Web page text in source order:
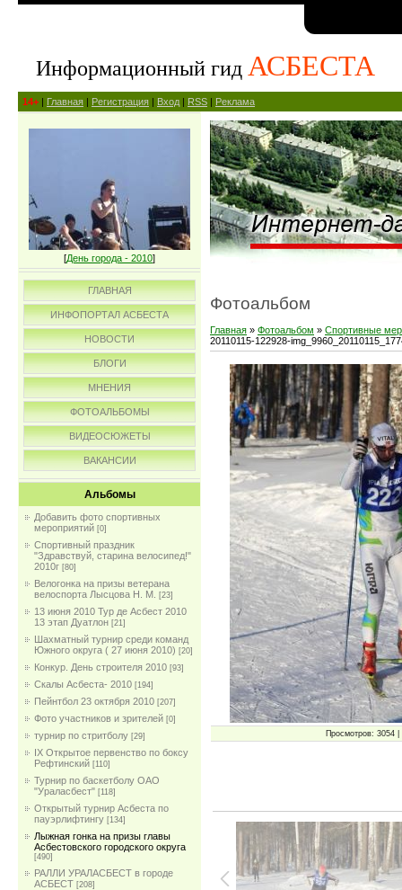
Информационный гид АСБЕСТА
14+ | Главная | Регистрация | Вход | RSS | Реклама
[День города - 2010]
ГЛАВНАЯ
ИНФОПОРТАЛ АСБЕСТА
НОВОСТИ
БЛОГИ
МНЕНИЯ
ФОТОАЛЬБОМЫ
ВИДЕОСЮЖЕТЫ
ВАКАНСИИ
Альбомы
Добавить фото спортивных
мероприятий [0]
Спортивный праздник
"Здравствуй, старина велосипед!"
2010г [80]
Велогонка на призы ветерана
велоспорта Лысцова Н. М.
[23]
13 июня 2010 Тур де Асбест 2010
13 этап Дуатлон [21]
Шахматный турнир среди команд
Южного округа ( 27 июня 2010) [20]
Конкур. День строителя 2010 [93]
Скалы Асбеста- 2010 [194]
Пейнтбол 23 октября 2010 [207]
Фото участников и зрителей [0]
турнир по стритболу [29]
IX Открытое первенство по боксу
Рефтинский [110]
Турнир по баскетболу ОАО
"Ураласбест" [118]
Открытый турнир Асбеста по
пауэрлифтингу [134]
Лыжная гонка на призы главы
Асбестовского городского округа
[490]
РАЛЛИ УРАЛАСБЕСТ в городе
АСБЕСТ [208]
Фотоальбом
Главная » Фотоальбом » Спортивные
20110115-122928-
Просмотров: 3054